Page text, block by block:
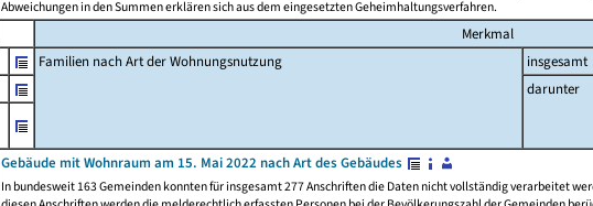
Abweichungen in den Summen erklären sich aus dem eingesetzten Geheimhaltungsverfahren.
Merkmal
Familien nach Art der Wohnungsnutzung
insgesamt
darunter
Gebäude mit Wohnraum am 15. Mai 2022 nach Art des Gebäudes
In bundesweit 163 Gemeinden konnten für insgesamt 277 Anschriften die Daten nicht vollständig verarbeitet